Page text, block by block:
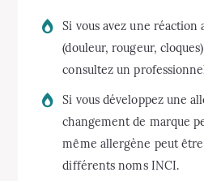
Si vous avez une réaction
(douleur, rougeur,
consultez un
Si vous développez une
changement de marque
même allergène peut
différents noms INCI.